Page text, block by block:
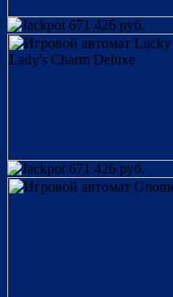
671 426 руб.
671 426 руб.